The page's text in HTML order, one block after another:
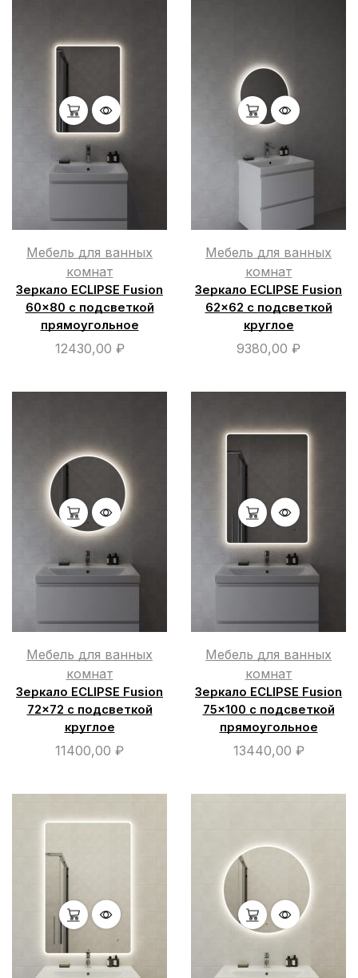
Мебель для ванных
комнат
Зеркало ECLIPSE Fusion
60×80 с подсветкой
прямоугольное
12430,00 ₽
Мебель для ванных
комнат
Зеркало ECLIPSE Fusion
62×62 с подсветкой
круглое
9380,00 ₽
Мебель для ванных
комнат
Зеркало ECLIPSE Fusion
72×72 с подсветкой
круглое
11400,00 ₽
Мебель для ванных
комнат
Зеркало ECLIPSE Fusion
75×100 с подсветкой
прямоугольное
13440,00 ₽